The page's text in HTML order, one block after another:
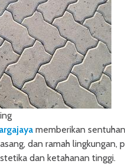
memberikan
dan ramah
dan ketahanan tinggi.